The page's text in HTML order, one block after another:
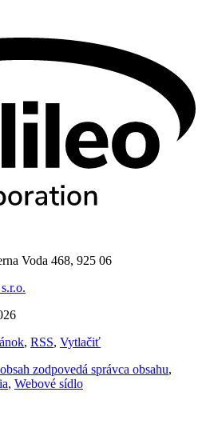
Voda 468, 925 06
, RSS, Vytlačiť
zodpovedá správca obsahu,
, Webové sídlo